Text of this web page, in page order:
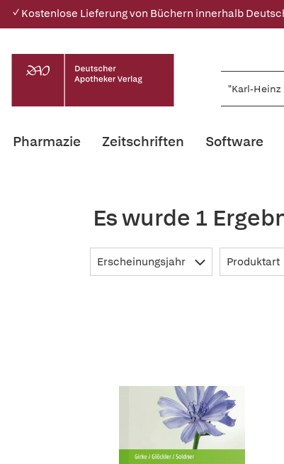
✓ Kostenlose Lieferung von Büchern innerhalb
Pharmazie Zeitschriften Software
Es wurde 1
Erscheinungsjahr Produktart